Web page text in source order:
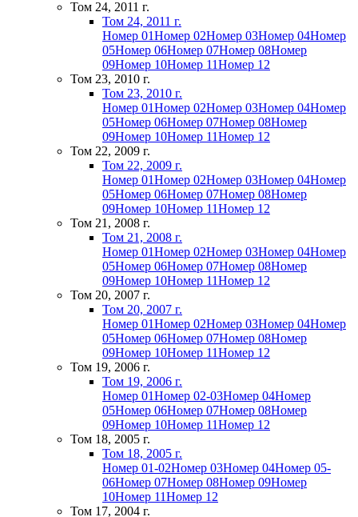
Том 24, 2011 г.
Том 24, 2011 г.
Номер 01Номер 02Номер 03Номер 04Номер
05Номер 06Номер 07Номер 08Номер
09Номер 10Номер 11Номер 12
Том 23, 2010 г.
Том 23, 2010 г.
Номер 01Номер 02Номер 03Номер 04Номер
05Номер 06Номер 07Номер 08Номер
09Номер 10Номер 11Номер 12
Том 22, 2009 г.
Том 22, 2009 г.
Номер 01Номер 02Номер 03Номер 04Номер
05Номер 06Номер 07Номер 08Номер
09Номер 10Номер 11Номер 12
Том 21, 2008 г.
Том 21, 2008 г.
Номер 01Номер 02Номер 03Номер 04Номер
05Номер 06Номер 07Номер 08Номер
09Номер 10Номер 11Номер 12
Том 20, 2007 г.
Том 20, 2007 г.
Номер 01Номер 02Номер 03Номер 04Номер
05Номер 06Номер 07Номер 08Номер
09Номер 10Номер 11Номер 12
Том 19, 2006 г.
Том 19, 2006 г.
Номер 01Номер 02-03Номер 04Номер
05Номер 06Номер 07Номер 08Номер
09Номер 10Номер 11Номер 12
Том 18, 2005 г.
Том 18, 2005 г.
Номер 01-02Номер 03Номер 04Номер 05-
06Номер 07Номер 08Номер 09Номер
10Номер 11Номер 12
Том 17, 2004 г.